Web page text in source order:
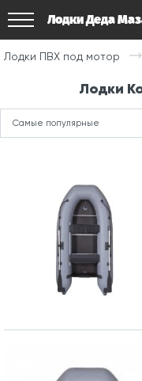
Лодки Деда
Лодки ПВХ под мотор
Лодки
Самые популярные